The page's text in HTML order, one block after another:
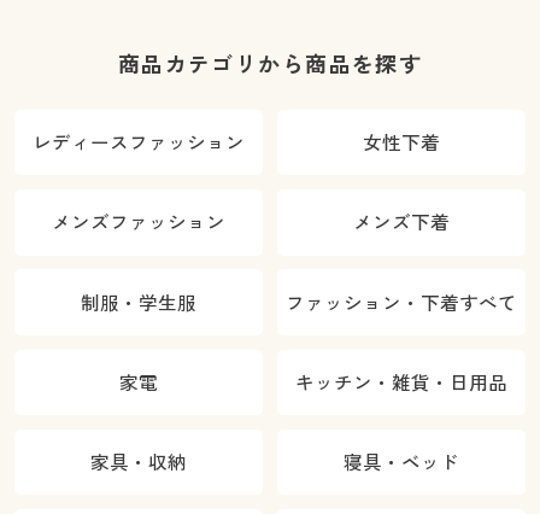
商品カテゴリから商品を探す
レディースファッション 女性下着
メンズファッション メンズ下着
制服・学生服 ファッション・下着すべて
家電 キッチン・雑貨・日用品
家具・収納 寝具・ベッド